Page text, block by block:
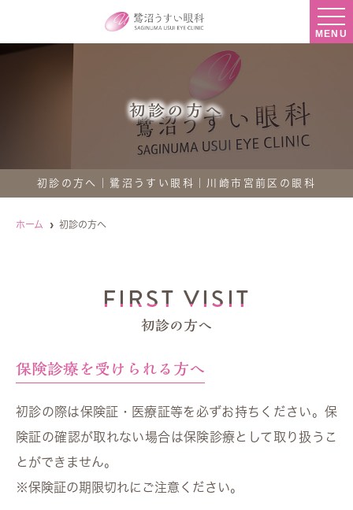
MENU
初診の方へ
初診の方へ｜鷺沼うすい眼科｜川崎市宮前区の眼科
ホーム 初診の方へ
FIRST VISIT
初診の方へ
保険診療を受けられる方へ
初診の際は保険証・医療証等を必ずお持ちください。保
険証の確認が取れない場合は保険診療として取り扱うこ
とができません。
※保険証の期限切れにご注意ください。